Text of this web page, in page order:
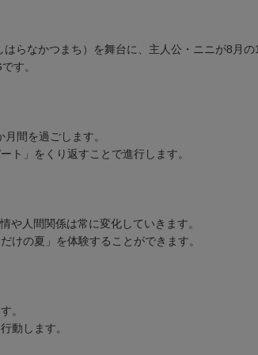
らなかつまち）を舞台に、主人公・ニニが8月の
す。
間を過ごします。
ト」をくり返すことで進行します。
や人間関係は常に変化していきます。
けの夏」を体験することができます。
。
動します。